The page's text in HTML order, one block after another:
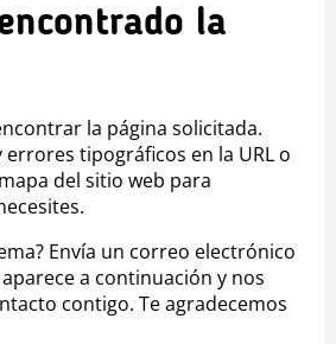
la
la página solicitada.
errores tipográficos en la URL o
del sitio web para
Envía un correo electrónico
a continuación y nos
contigo. Te agradecemos